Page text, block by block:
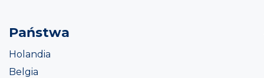
Państwa
Holandia
Belgia